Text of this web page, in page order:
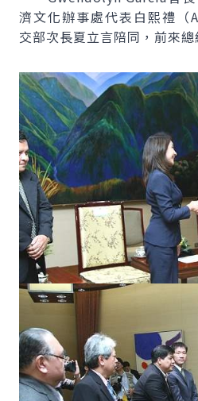
濟文化辦事處代表白熙禮
交部次長夏立言陪同，前來總